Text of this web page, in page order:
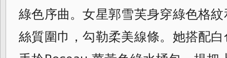
綠色序曲。女星郭雪芙身穿綠色格
絲質圍巾，勾勒柔美線條。她搭配